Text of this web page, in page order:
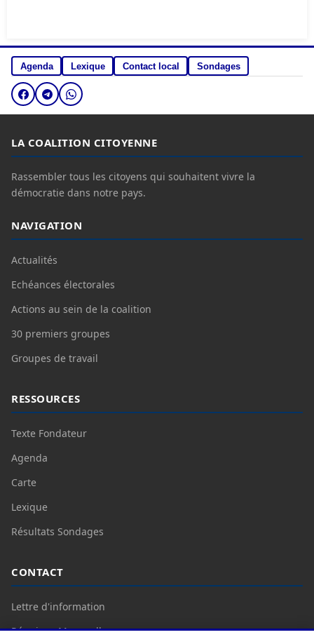
Agenda Lexique Contact local Sondages
LA COALITION CITOYENNE
Rassembler tous les citoyens qui souhaitent vivre la
démocratie dans notre pays.
NAVIGATION
Actualités
Echéances électorales
Actions au sein de la coalition
30 premiers groupes
Groupes de travail
RESSOURCES
Texte Fondateur
Agenda
Carte
Lexique
Résultats Sondages
CONTACT
Lettre d'information
Réunions Mensuelles